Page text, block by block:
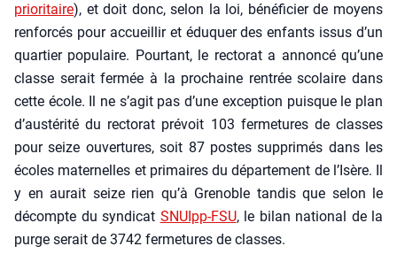
prio­ri­taire), et doit donc, selon la loi, béné­fi­cier de moyens
ren­for­cés pour accueillir et édu­quer des enfants issus d’un
quar­tier popu­laire. Pour­tant, le rec­to­rat a annon­cé qu’une
classe serait fer­mée à la pro­chaine ren­trée sco­laire dans
cette école. Il ne s’agit pas d’une excep­tion puisque le plan
d’austérité du rec­to­rat pré­voit 103 fer­me­tures de classes
pour seize ouver­tures, soit 87 postes sup­pri­més dans les
écoles mater­nelles et pri­maires du dépar­te­ment de l’Isère. Il
y en aurait seize rien qu’à Gre­noble tan­dis que selon le
décompte du syn­di­cat SNUIpp-FSU, le bilan natio­nal de la
purge serait de 3742 fer­me­tures de classes.